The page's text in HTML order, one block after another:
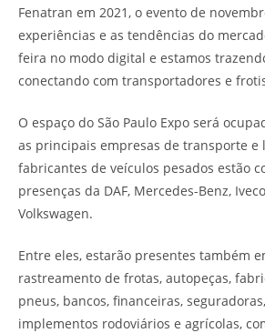
Fenatran em 2021, o evento de
experiências e as tendências do
feira no modo digital e estamos
conectando com transportadores e
O espaço do São Paulo Expo será
as principais empresas de transporte e
fabricantes de veículos pesados estão
presenças da DAF, Mercedes-Benz,
Volkswagen.
Entre eles, estarão presentes também
rastreamento de frotas, autopeças,
pneus, bancos, financeiras,
implementos rodoviários e agrícolas,